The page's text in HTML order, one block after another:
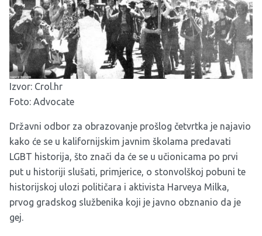
Izvor: Crol.hr
Foto: Advocate
Državni odbor za obrazovanje prošlog četvrtka je najavio
kako će se u kalifornijskim javnim školama predavati
LGBT historija, što znači da će se u učionicama po prvi
put u historiji slušati, primjerice, o stonvolškoj pobuni te
historijskoj ulozi političara i aktivista Harveya Milka,
prvog gradskog službenika koji je javno obznanio da je
gej.